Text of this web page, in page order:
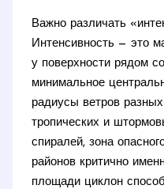
Важно различать
Интенсивность — это
у поверхности рядом
минимальное
радиусы ветров
тропических и
спиралей, зона
районов критично
площади циклон